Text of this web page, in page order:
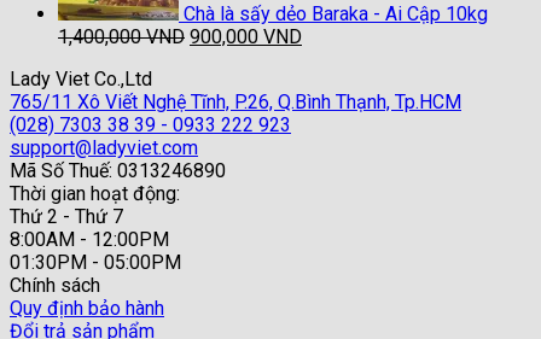
Chà là sấy dẻo Baraka - Ai Cập 10kg
1,400,000VND Giá
1,400,000 VND.
900,000 VNDGiá
là:
Lady Viet Co.,Ltd
765/11 Xô Viết Nghệ Tĩnh, P.26, Q.Bình Thạnh, Tp.HCM
(028) 7303 38 39 - 0933 222 923
support@ladyviet.com
Mã Số Thuế: 0313246890
Thời gian hoạt động:
Thứ 2 - Thứ 7
8:00AM - 12:00PM
01:30PM - 05:00PM
Chính sách
Quy định bảo hành
Đổi trả sản phẩm